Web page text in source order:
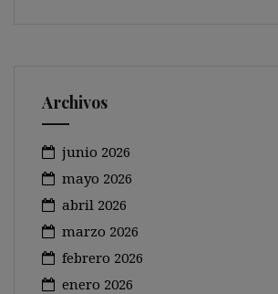
Archivos
junio 2026
mayo 2026
abril 2026
marzo 2026
febrero 2026
enero 2026